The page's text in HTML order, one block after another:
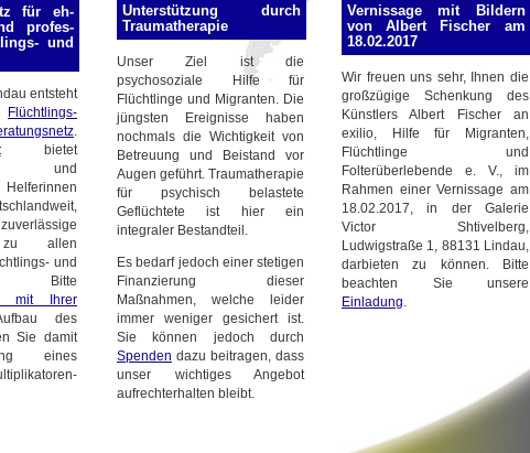
für eh­
profes­
und
entsteht
Flüchtlings-
bietet
und
zu allen
und
Bitte
mit Ihrer
des
Sie damit
eines
Unterstützung durch
Traumatherapie
Unser Ziel ist die
psychosoziale Hilfe für
Flüchtlinge und Migranten. Die
jüngsten Ereignisse haben
nochmals die Wichtigkeit von
Betreuung und Beistand vor
Augen geführt. Traumatherapie
für psychisch belastete
Geflüchtete ist hier ein
integraler Bestandteil.
Es bedarf jedoch einer stetigen
Finanzierung dieser
Maßnahmen, welche leider
immer weniger gesichert ist.
Sie können jedoch durch
Spenden dazu beitragen, dass
unser wichtiges Angebot
aufrechterhalten bleibt.
Vernissage mit Bildern
von Albert Fischer am
18.02.2017
Wir freuen uns sehr, Ihnen die
großzügige Schenkung des
Künstlers Albert Fischer an
exilio, Hilfe für Migranten,
Flüchtlinge und
Folterüberlebende e. V., im
Rahmen einer Vernissage am
18.02.2017, in der Galerie
Victor Shtivelberg,
Ludwigstraße 1, 88131 Lindau,
darbieten zu können. Bitte
beachten Sie unsere
Einladung